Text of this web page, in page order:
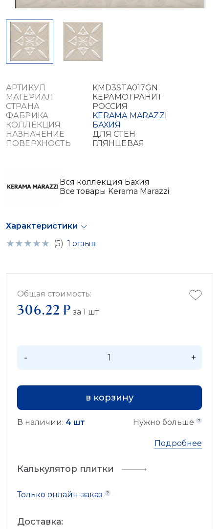
АРТИКУЛ
KMD3STA017GN
МАТЕРИАЛ
КЕРАМОГРАНИТ
СТРАНА
РОССИЯ
ФАБРИКА
KERAMA MARAZZI
КОЛЛЕКЦИЯ
БАХИЯ
НАЗНАЧЕНИЕ
ДЛЯ СТЕН
ПОВЕРХНОСТЬ
ГЛЯНЦЕВАЯ
Вся коллекция Бахия
Все товары Kerama Marazzi
Характеристики
(5) 1 отзыв
Общая стоимость:
306.22 ₽ за 1 шт
- +
в корзину
В наличии: 4 шт Нужно больше
Подробнее
Калькулятор плитки
Только онлайн-заказ
Доставка: